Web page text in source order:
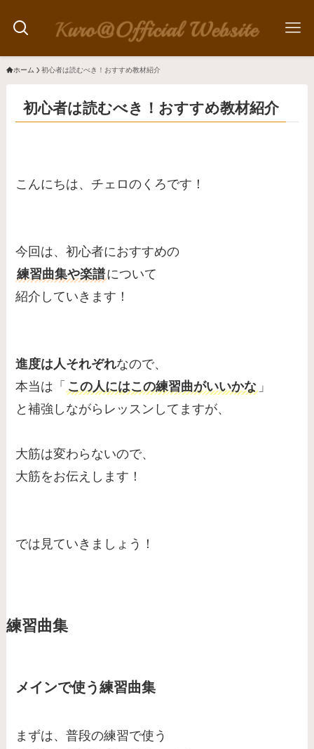
ホーム 初心者は読むべき！おすすめ教材紹介
初心者は読むべき！おすすめ教材紹介
こんにちは、チェロのくろです！
今回は、初心者におすすめの
練習曲集や楽譜について
紹介していきます！
進度は人それぞれなので、
本当は「 この人にはこの練習曲がいいかな 」
と補強しながらレッスンしてますが、
大筋は変わらないので、
大筋をお伝えします！
では見ていきましょう！
練習曲集
メインで使う練習曲集
まずは、普段の練習で使う